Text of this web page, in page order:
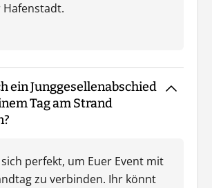
ein Junggesellenabschied
Tag am Strand
perfekt, um Euer Event mit
zu verbinden. Ihr könnt